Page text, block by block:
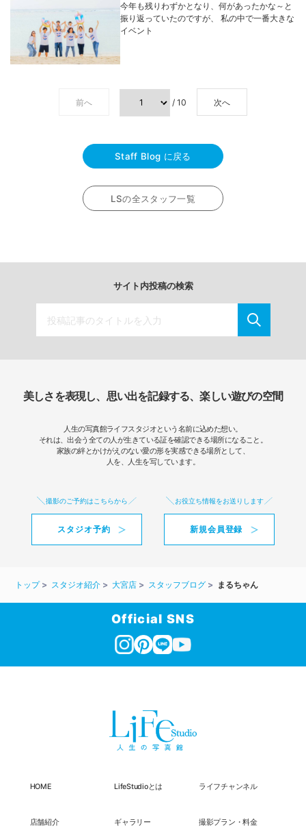
今年も残りわずかとなり、何があったかな～と
振り返っていたのですが、 私の中で一番大きな
イベント
前へ / 10 次へ
Staff Blog に戻る
LSの全スタッフ一覧
サイト内投稿の検索
美しさを表現し、思い出を記録する、楽しい遊びの空間
人生の写真館ライフスタジオという名前に込めた想い。
それは、出会う全ての人が生きている証を確認できる場所になること。
家族の絆とかけがえのない愛の形を実感できる場所として、
人を、人生を写しています。
撮影のご予約はこちらから
スタジオ予約
お役立ち情報をお送りします
新規会員登録
トップ スタジオ紹介 大宮店 スタッフブログ まるちゃん
Official SNS
HOME LifeStudioとは ライフチャンネル
店舗紹介 ギャラリー 撮影プラン・料金